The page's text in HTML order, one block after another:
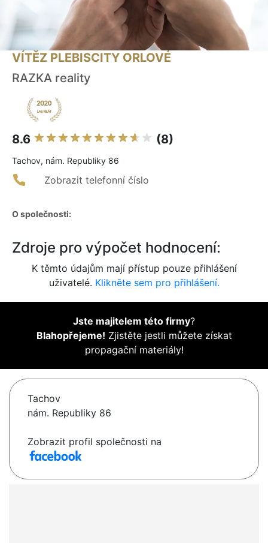
VÍTĚZ PLEBISCITY ORLOVÉ
RAZKA reality
8.6 (8)
Tachov, nám. Republiky 86
Zobrazit telefonní číslo
O společnosti:
Zdroje pro výpočet hodnocení:
K těmto údajům mají přístup pouze přihlášení
uživatelé. Klikněte sem pro přihlášení.
Jste majitelem této firmy?
Blahopřejeme! Zjistěte jestli můžete získat
propagační materiály!
Tachov
nám. Republiky 86
Zobrazit profil společnosti na